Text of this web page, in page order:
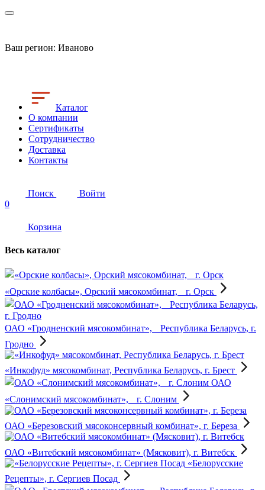
Ваш регион: Иваново
Каталог
О компании
Сертификаты
Сотрудничество
Доставка
Контакты
Поиск
Войти
0
Корзина
Весь каталог
«Орские колбасы», Орский мясокомбинат, г. Орск
ОАО «Гродненский мясокомбинат», Республика Беларусь, г.
Гродно
«Инкофуд» мясокомбинат, Республика Беларусь, г. Брест
ОАО
«Слонимский мясокомбинат», г. Слоним
ОАО «Березовский мясоконсервный комбинат», г. Береза
ОАО «Витебский мясокомбинат» (Мясковит), г. Витебск
«Белорусские
Рецепты», г. Сергиев Посад